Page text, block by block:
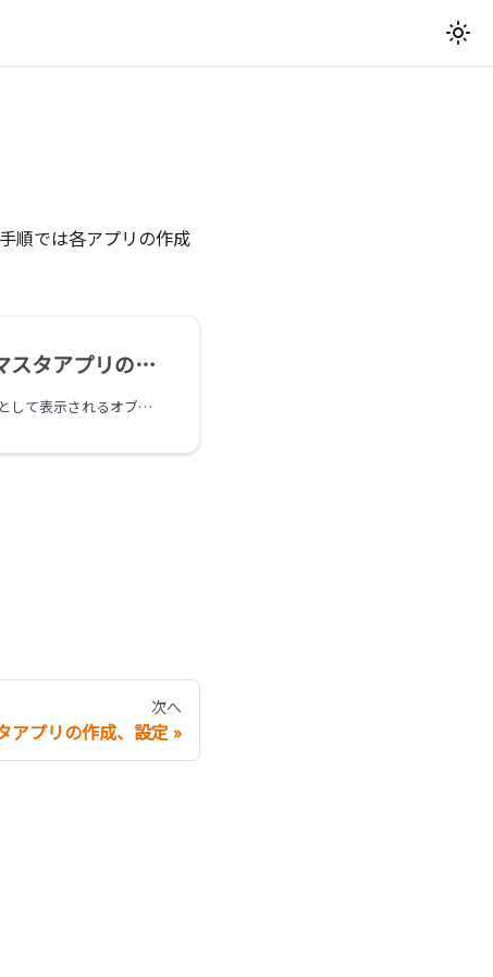
順では各アプリの作成
プリの作成、設定
ガントチャート上で横軸として表示されるオブジェクトマスタアプリを作成します。
次へ
アプリの作成、設定